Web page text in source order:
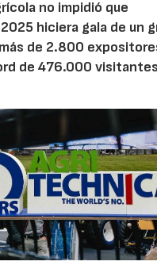
no impidió que
hiciera gala de un
de 2.800
de 476.000